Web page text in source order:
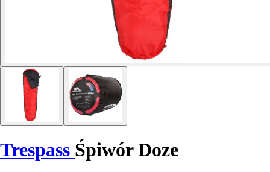
Trespass Śpiwór Doze